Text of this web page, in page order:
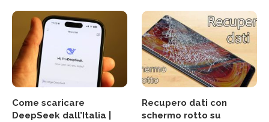
Come scaricare
DeepSeek dall’Italia |
Recupero dati con
schermo rotto su